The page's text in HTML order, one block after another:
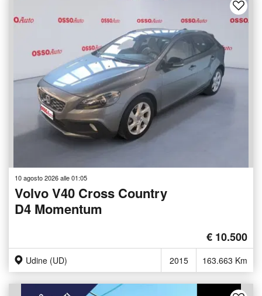
10 agosto 2026 alle 01:05
Volvo V40 Cross Country
D4 Momentum
€ 10.500
Udine (UD) 2015 163.663 Km